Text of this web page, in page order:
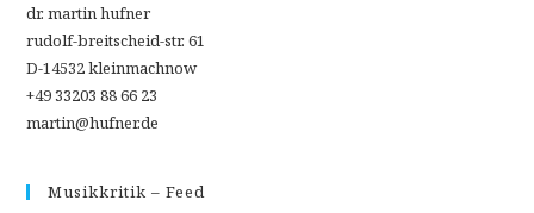
dr. martin hufner
rudolf-breitscheid-str. 61
D-14532 kleinmachnow
+49 33203 88 66 23
martin@hufner.de
Musikkritik – Feed